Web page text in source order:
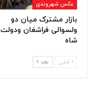
عکس شهروندی
بازار مشترک میان دو
ولسوالی فراشغان ودولت
شاه
قبلی بعد